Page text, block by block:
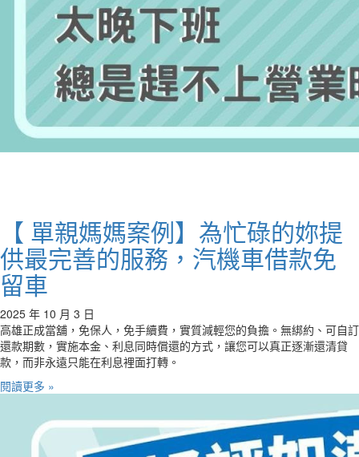
【 單親媽媽案例】為忙碌的妳提
供最完善的服務，汽機車借款免
留車
2025 年 10 月 3 日
高雄正成當舖，免保人，免手續費，實質減輕您的負擔。無綁約、可自訂
還款期數，實施本金、利息同時償還的方式，讓您可以真正逐漸還清貸
款，而非永遠只能在利息裡面打轉。
閱讀更多 »